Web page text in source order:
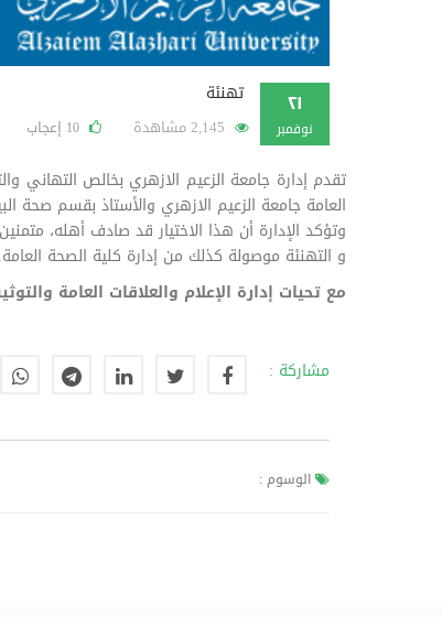
٢١
نوفمبر
تهنئة
10 إعجاب
تقدم إدارة جامعة الزعيم الازهري بخالص التهاني
العامة جامعة الزعيم الازهري والأستاذ بقسم صحة
وتؤكد الإدارة أن هذا الاختيار قد صادف أهله،
و التهنئة موصولة كذلك من إدارة كلية الصحة
مع تحيات إدارة الإعلام والعلاقات العامة
مشاركة :
الوسوم :